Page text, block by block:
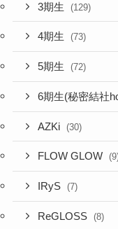
3期生 (129)
4期生 (73)
5期生 (72)
6期生(秘密結社
AZKi (30)
FLOW GLOW
IRyS (7)
ReGLOSS (8)